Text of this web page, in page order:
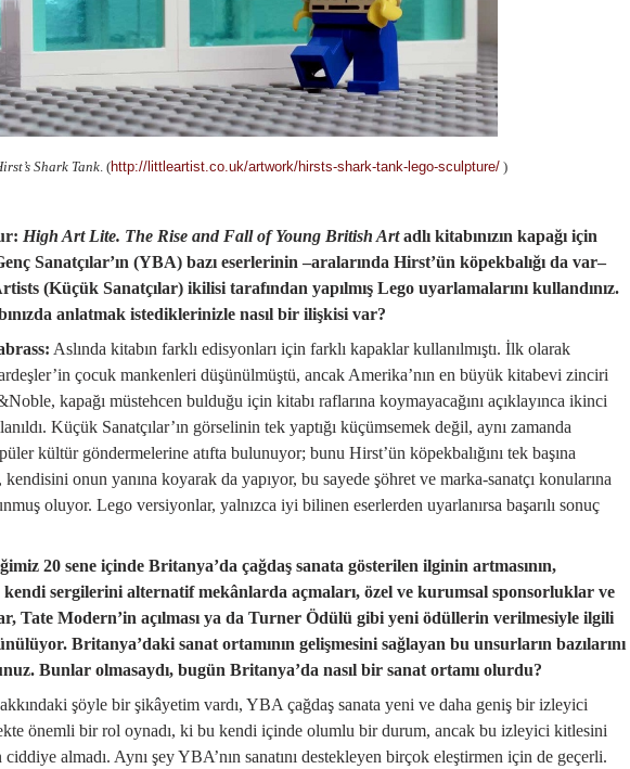
Shark Tank. (http://littleartist.co.uk/artwork/hirsts-shark-tank-lego-sculpture/ )
High Art Lite. The Rise and Fall of Young British Artadlı kitabınızın kapağı için
Sanatçılar’ın (YBA) bazı eserlerinin –aralarında Hirst’ün köpekbalığı da var–
(Küçük Sanatçılar) ikilisi tarafından yapılmış Lego uyarlamalarını kullandınız.
anlatmak istediklerinizle nasıl bir ilişkisi var?
Aslında kitabın farklı edisyonları için farklı kapaklar kullanılmıştı. İlk olarak
çocuk mankenleri düşünülmüştü, ancak Amerika’nın en büyük kitabevi zinciri
kapağı müstehcen bulduğu için kitabı raflarına koymayacağını açıklayınca ikinci
Küçük Sanatçılar’ın görselinin tek yaptığı küçümsemek değil, aynı zamanda
kültür göndermelerine atıfta bulunuyor; bunu Hirst’ün köpekbalığını tek başına
kendisini onun yanına koyarak da yapıyor, bu sayede şöhret ve marka-sanatçı konularına
oluyor. Lego versiyonlar, yalnızca iyi bilinen eserlerden uyarlanırsa başarılı sonuç
20 sene içinde Britanya’da çağdaş sanata gösterilen ilginin artmasının,
kendi sergilerini alternatif mekânlarda açmaları, özel ve kurumsal sponsorluklar ve
Tate Modern’in açılması ya da Turner Ödülü gibi yeni ödüllerin verilmesiyle ilgili
Britanya’daki sanat ortamının gelişmesini sağlayan bu unsurların bazılarını
Bunlar olmasaydı, bugün Britanya’da nasıl bir sanat ortamı olurdu?
şöyle bir şikâyetim vardı, YBA çağdaş sanata yeni ve daha geniş bir izleyici
önemli bir rol oynadı, ki bu kendi içinde olumlu bir durum, ancak bu izleyici kitlesini
almadı. Aynı şey YBA’nın sanatını destekleyen birçok eleştirmen için de geçerli.